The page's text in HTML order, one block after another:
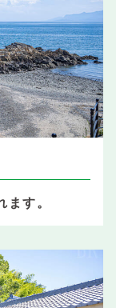
す。